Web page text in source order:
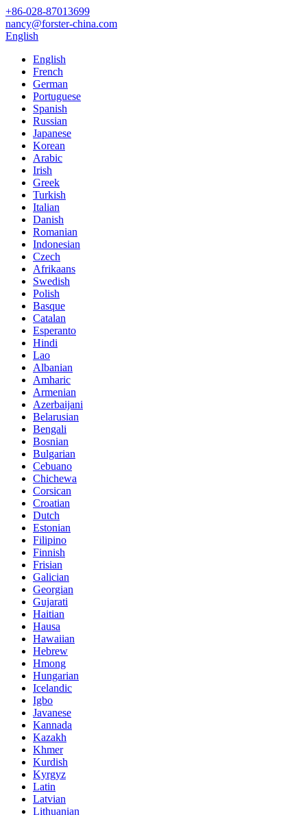
+86-028-87013699
nancy@forster-china.com
English
English
French
German
Portuguese
Spanish
Russian
Japanese
Korean
Arabic
Irish
Greek
Turkish
Italian
Danish
Romanian
Indonesian
Czech
Afrikaans
Swedish
Polish
Basque
Catalan
Esperanto
Hindi
Lao
Albanian
Amharic
Armenian
Azerbaijani
Belarusian
Bengali
Bosnian
Bulgarian
Cebuano
Chichewa
Corsican
Croatian
Dutch
Estonian
Filipino
Finnish
Frisian
Galician
Georgian
Gujarati
Haitian
Hausa
Hawaiian
Hebrew
Hmong
Hungarian
Icelandic
Igbo
Javanese
Kannada
Kazakh
Khmer
Kurdish
Kyrgyz
Latin
Latvian
Lithuanian